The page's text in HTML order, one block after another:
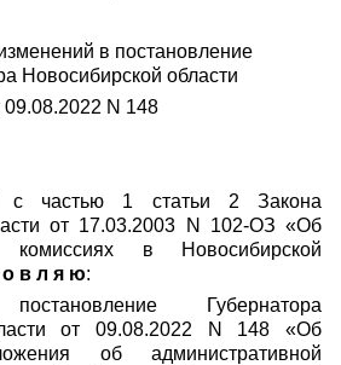
в постановление
Новосибирской области
09.08.2022 N 148
с частью 1 статьи 2 Закона
от 17.03.2003 N 102-ОЗ «Об
комиссиях в Новосибирской
о в л я ю:
Губернатора
от 09.08.2022 N 148 «Об
об административной